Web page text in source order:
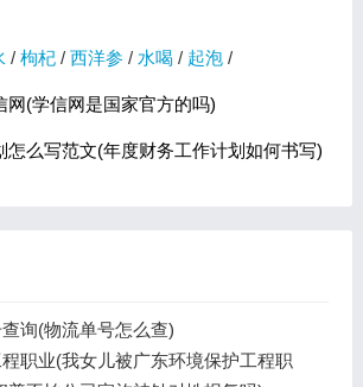
/ 枸杞/ 西洋参 / 水喝 / 起泡/
网(学信网是国家官方的吗)
怎么写范文(年度财务工作计划如何书写)
询(物流单号怎么查)
职业(我女儿被广东环境保护工程职